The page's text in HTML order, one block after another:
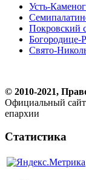
Усть-
Покровский
Богородице-
Свято-
© 2010-2021,
Официальный сайт
епархии
Статистика